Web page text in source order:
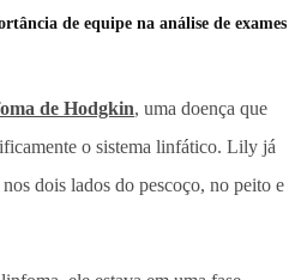
de equipe na análise de exames
de Hodgkin, uma doença que
o sistema linfático. Lily já
dois lados do pescoço, no peito e